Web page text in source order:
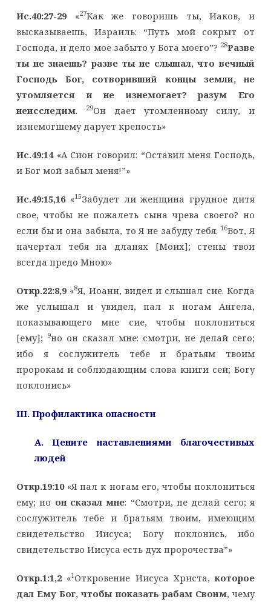
Ис.40:27-29«27Как же говоришь ты, Иаков, и
высказываешь, Израиль: “Путь мой сокрыт от
Господа, и дело мое забыто у Бога моего”? 28Разве
ты не знаешь? разве ты не слышал, что вечный
Господь Бог, сотворивший концы земли, не
утомляется и не изнемогает? разум Его
неисследим. 29Он дает утомленному силу, и
изнемогшему дарует крепость»
Ис.49:14«А Сион говорил: “Оставил меня Господь,
и Бог мой забыл меня!”»
Ис.49:15,16«15Забудет ли женщина грудное дитя
свое, чтобы не пожалеть сына чрева своего? но
если бы и она забыла, то Я не забуду тебя. 16Вот, Я
начертал тебя на дланях [Моих]; стены твои
всегда предо Мною»
Откр.22:8,9«8Я, Иоанн, видел и слышал сие. Когда
же услышал и увидел, пал к ногам Ангела,
показывающего мне сие, чтобы поклониться
[ему]; 9но он сказал мне: смотри, не делай сего;
ибо я сослужитель тебе и братьям твоим
пророкам и соблюдающим слова книги сей; Богу
поклонись»
III. Профилактика опасности
A. Цените наставлениями благочестивых
людей
Откр.19:10«Я пал к ногам его, чтобы поклониться
ему; но он сказал мне: “Смотри, не делай сего; я
сослужитель тебе и братьям твоим, имеющим
свидетельство Иисуса; Богу поклонись, ибо
свидетельство Иисуса есть дух пророчества”»
Откр.1:1,2«1Откровение Иисуса Христа,которое
дал Ему Бог, чтобы показать рабам Своим, чему